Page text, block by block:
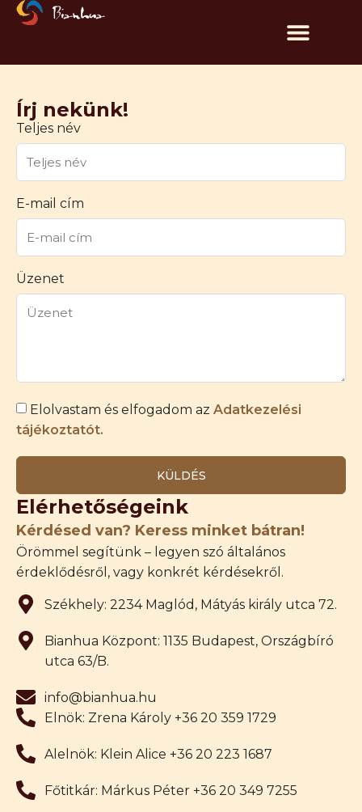
Írj nekünk!
Teljes név
E-mail cím
Üzenet
Elolvastam és elfogadom az Adatkezelési
tájékoztatót.
KÜLDÉS
Elérhetőségeink
Kérdésed van? Keress minket bátran!
Örömmel segítünk – legyen szó általános
érdeklődésről, vagy konkrét kérdésekről.
Székhely: 2234 Maglód, Mátyás király utca 72.
Bianhua Központ: 1135 Budapest, Országbíró
utca 63/B.
info@bianhua.hu
Elnök: Zrena Károly +36 20 359 1729
Alelnök: Klein Alice +36 20 223 1687
Főtitkár: Márkus Péter +36 20 349 7255